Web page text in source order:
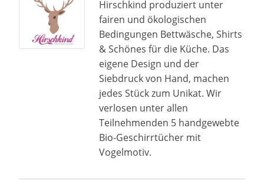
Hirschkind produziert unter
fairen und ökologischen
Bedingungen Bettwäsche, Shirts
& Schönes für die Küche. Das
eigene Design und der
Siebdruck von Hand, machen
jedes Stück zum Unikat. Wir
verlosen unter allen
Teilnehmenden 5 handgewebte
Bio-Geschirrtücher mit
Vogelmotiv.